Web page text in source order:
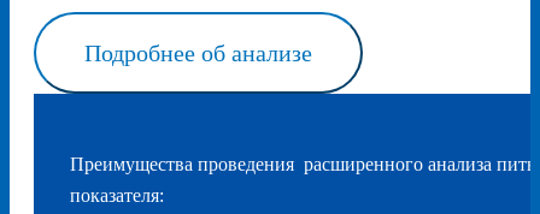
Подробнее об анализе
Преимущества проведения расширенного анализа
показателя: